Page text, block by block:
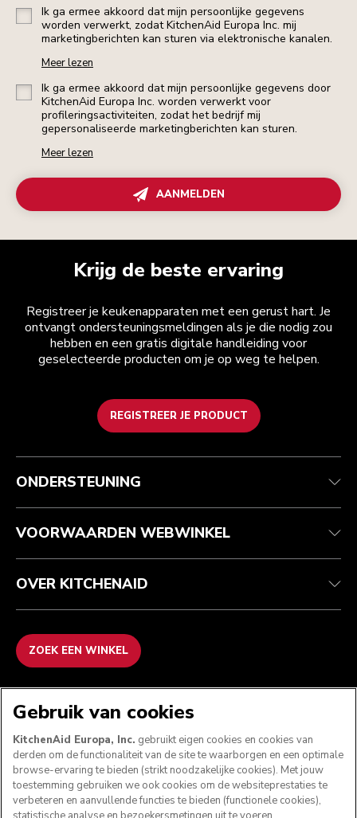
Ik ga ermee akkoord dat mijn persoonlijke gegevens
worden verwerkt, zodat KitchenAid Europa Inc. mij
marketingberichten kan sturen via elektronische kanalen.
Meer lezen
Ik ga ermee akkoord dat mijn persoonlijke gegevens door
KitchenAid Europa Inc. worden verwerkt voor
profileringsactiviteiten, zodat het bedrijf mij
gepersonaliseerde marketingberichten kan sturen.
Meer lezen
AANMELDEN
Krijg de beste ervaring
Registreer je keukenapparaten met een gerust hart. Je
ontvangt ondersteuningsmeldingen als je die nodig zou
hebben en een gratis digitale handleiding voor
geselecteerde producten om je op weg te helpen.
REGISTREER JE PRODUCT
Health check
Je bestelling volgen
Garantie en documenten
Recupel
Algemene voorwaarden
Retournering en terugbetaling
Imprint
ODR
Het merk
Zoek een winkel
ONDERSTEUNING
VOORWAARDEN WEBWINKEL
OVER KITCHENAID
ZOEK EEN WINKEL
VOLG ONS
Gebruik van cookies
KitchenAid Europa, Inc. gebruikt eigen cookies en cookies van
derden om de functionaliteit van de site te waarborgen en een optimale
browse-ervaring te bieden (strikt noodzakelijke cookies). Met jouw
toestemming gebruiken we ook cookies om de websiteprestaties te
verbeteren en aanvullende functies te bieden (functionele cookies),